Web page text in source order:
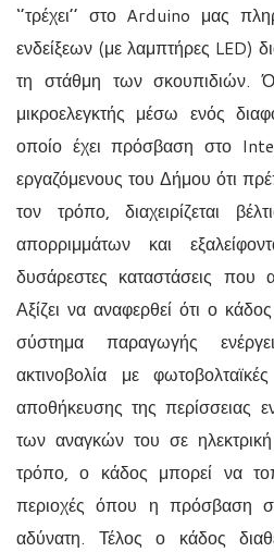
‘’τρέχει’’ στο Arduino μας
ενδείξεων (με λαμπτήρες LED)
τη στάθμη των σκουπιδιών.
μικροελεγκτής μέσω ενός
οποίο έχει πρόσβαση στο
εργαζόμενους του Δήμου ότι
τον τρόπο, διαχειρίζεται
απορριμμάτων και
δυσάρεστες καταστάσεις
Αξίζει να αναφερθεί ότι ο κάδος
σύστημα παραγωγής
ακτινοβολία με
αποθήκευσης της περίσσειας
των αναγκών του σε
τρόπο, ο κάδος μπορεί να
περιοχές όπου η πρόσβαση
αδύνατη. Τέλος ο κάδος